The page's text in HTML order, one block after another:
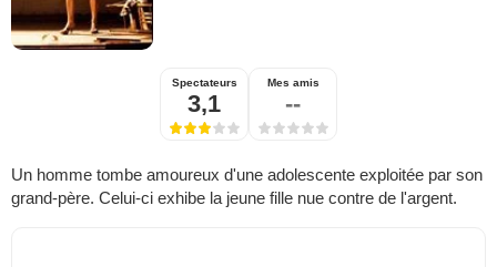
Spectateurs
3,1
Mes amis
--
Un homme tombe amoureux d'une adolescente exploitée par son
grand-père. Celui-ci exhibe la jeune fille nue contre de l'argent.